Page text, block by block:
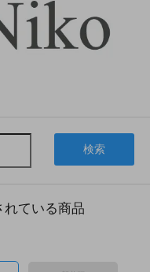
検索
れている商品